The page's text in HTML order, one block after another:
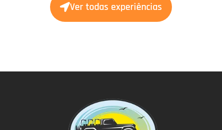
Ver todas experiências